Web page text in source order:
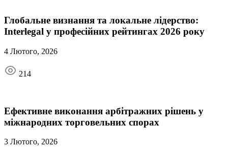
Глобальне визнання та локальне лідерство:
Interlegal у професійних рейтингах 2026 року
4 Лютого, 2026
214
Ефективне виконання арбітражних рішень у
міжнародних торговельних спорах
3 Лютого, 2026